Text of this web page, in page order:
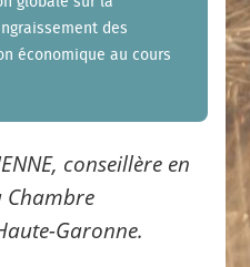
des
économique au cours
conseillère en
Chambre
Garonne.